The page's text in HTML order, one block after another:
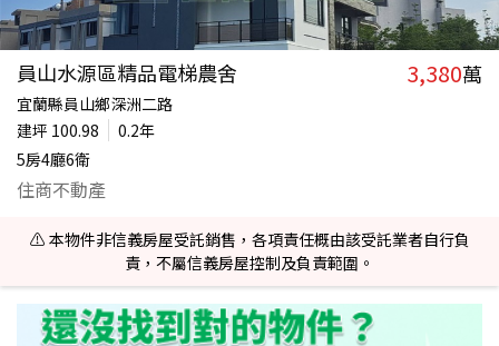
員山水源區精品電梯農舍 3,380萬
宜蘭縣員山鄉深洲二路
建坪 100.98
0.2年
5房4廳6衛
住商不動產
⚠️ 本物件非信義房屋受託銷售，各項責任概由該受託業者自行負
責，不屬信義房屋控制及負責範圍。